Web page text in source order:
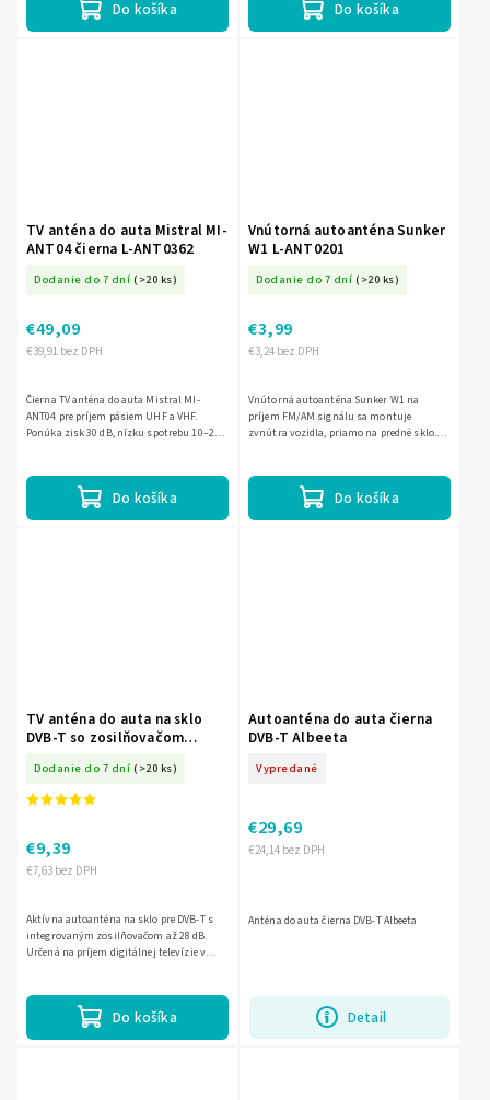
Do košíka Do košíka
TV anténa do auta Mistral MI-
ANT04 čierna L-ANT0362
Dodanie do 7 dní (>20 ks)
€39,91 bez DPH
€49,09
Do košíka
Čierna TV anténa do auta Mistral MI-
ANT04 pre príjem pásiem UHF a VHF.
Ponúka zisk 30 dB, nízku spotrebu 10–20
Vnútorná autoanténa Sunker
W1 L-ANT0201
Dodanie do 7 dní (>20 ks)
€3,24 bez DPH
€3,99
Do košíka
Vnútorná autoanténa Sunker W1 na
príjem FM/AM signálu sa montuje
zvnútra vozidla, priamo na predné sklo.
TV anténa do auta na sklo
DVB-T so zosilňovačom
Dodanie do 7 dní (>20 ks)
€7,63 bez DPH
€9,39
Do košíka
Aktívna autoanténa na sklo pre DVB-T s
integrovaným zosilňovačom až 28 dB.
Určená na príjem digitálnej televízie v
Autoanténa do auta čierna
DVB-T Albeeta
Vypredané
€24,14 bez DPH
€29,69
Detail
Anténa do auta čierna DVB-T Albeeta